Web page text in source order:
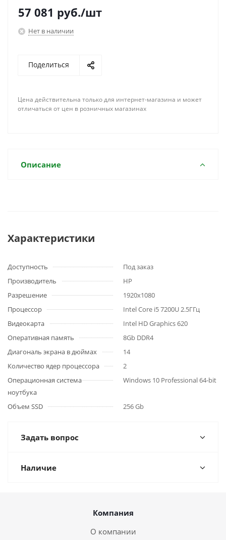
57 081 руб./шт
Нет в наличии
Поделиться
Цена действительна только для интернет-магазина и может
отличаться от цен в розничных магазинах
Описание
Характеристики
Доступность
Под заказ
Производитель
HP
Разрешение
1920x1080
Процессор
Intel Core i5 7200U 2.5ГГц
Видеокарта
Intel HD Graphics 620
Оперативная память
8Gb DDR4
Диагональ экрана в дюймах
14
Количество ядер процессора
2
Операционная система
ноутбука
Windows 10 Professional 64-bit
Объем SSD 256 Gb
Задать вопрос
Наличие
Компания
О компании